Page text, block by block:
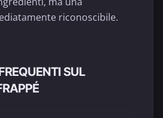
riconoscibile.
SUL